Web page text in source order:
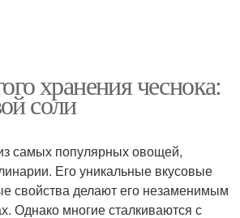
хранения чеснока:
соли
самых популярных овощей,
Его уникальные вкусовые
свойства делают его незаменимым
Однако многие сталкиваются с